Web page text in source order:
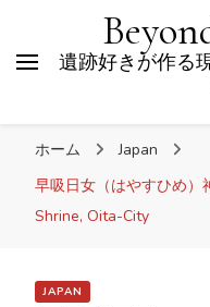
遺跡好きが作る
ホーム
Japan
早吸日女（はやすひめ
Shrine, Oita-City
JAPAN